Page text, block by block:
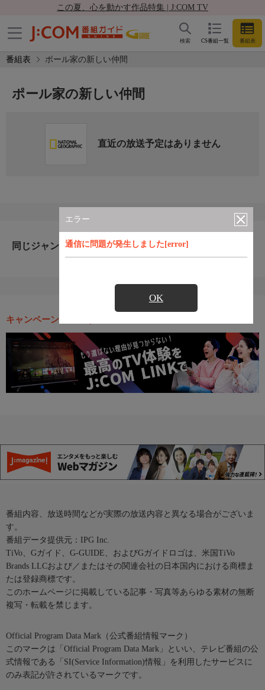
この夏、心を動かす作品特集 | J:COM TV
CS番組一覧 番組表
検索
番組表 ポール家の新しい仲間
エラー
通信に問題が発生しました[error]
OK
ポール家の新しい仲間
直近の放送予定はありません
同じジャンルのおすすめ番組
キャンペーン・お得な情報
番組内容、放送時間などが実際の放送内容と異なる場合がございま
す。
番組データ提供元：IPG Inc.
TiVo、Gガイド、G-GUIDE、およびGガイドロゴは、米国TiVo
Brands LLCおよび／またはその関連会社の日本国内における商標ま
たは登録商標です。
このホームページに掲載している記事・写真等あらゆる素材の無断
複写・転載を禁じます。
Official Program Data Mark（公式番組情報マーク）
このマークは「Official Program Data Mark」といい、テレビ番組の公
式情報である「SI(Service Information)情報」を利用したサービスに
のみ表記が許されているマークです。